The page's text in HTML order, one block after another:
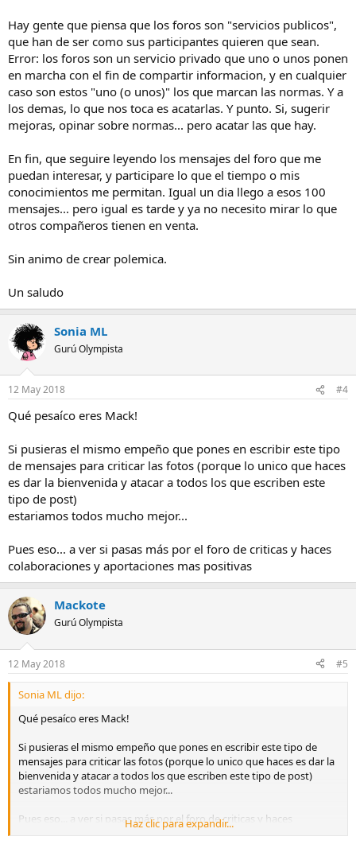
Hay gente que piensa que los foros son "servicios publicos",
que han de ser como sus participantes quieren que sean.
Error: los foros son un servicio privado que uno o unos ponen
en marcha con el fin de compartir informacion, y en cualquier
caso son estos "uno (o unos)" los que marcan las normas. Y a
los demas, lo que nos toca es acatarlas. Y punto. Si, sugerir
mejoras, opinar sobre normas... pero acatar las que hay.
En fin, que seguire leyendo los mensajes del foro que me
puedan interesar, y participare lo que el tiempo o mis
conocimientos me permitan. Igual un dia llego a esos 100
mensajes... pero igual es tarde y ya no necesito mirar lo que
otros compañeros tienen en venta.
Sin animo de crear polemica.
Un saludo
Sonia ML
Gurú Olympista
12 May 2018 #4
Qué pesaíco eres Mack!
Si pusieras el mismo empeño que pones en escribir este tipo
de mensajes para criticar las fotos (porque lo unico que haces
es dar la bienvenida y atacar a todos los que escriben este
tipo de post)
estariamos todos mucho mejor...
Pues eso... a ver si pasas más por el foro de criticas y haces
colaboraciones y aportaciones mas positivas
Mackote
Gurú Olympista
12 May 2018 #5
Sonia ML dijo:
Qué pesaíco eres Mack!
Si pusieras el mismo empeño que pones en escribir este tipo de
mensajes para criticar las fotos (porque lo unico que haces es dar la
bienvenida y atacar a todos los que escriben este tipo de post)
estariamos todos mucho mejor...
Pues eso... a ver si pasas más por el foro de criticas y haces
colaboraciones y aportaciones mas positivas
Haz clic para expandir...